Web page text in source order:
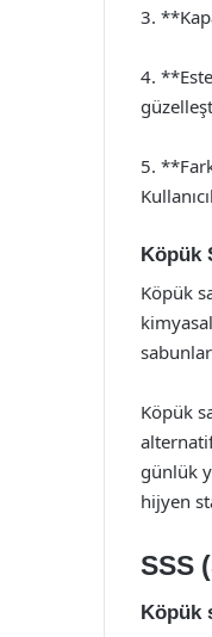
3.
4.
5.
Köpük
Köpük
Köpük
günlük
hijyen
SSS
Köpük